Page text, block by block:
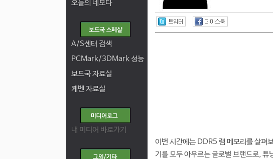
오늘의 네모다
A/S센터 검색
PCMark/3DMark 성능
보드국 자료실
케벤 자료실
내 미디어 바로가기
이번 시간에는 DDR5 램 메모리를 살펴
기를 모두 아우르는 글로벌 브랜드로, 튜